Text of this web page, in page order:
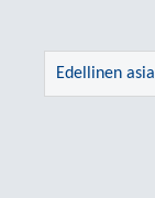
Edellinen asia